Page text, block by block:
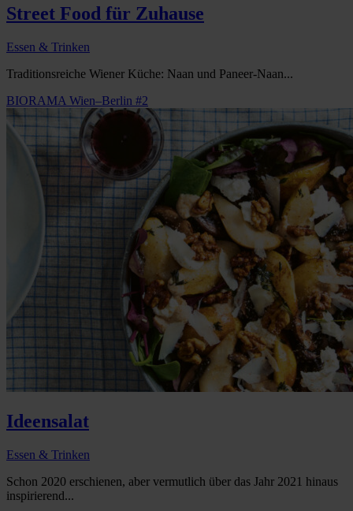
Street Food für Zuhause
Essen & Trinken
Traditionsreiche Wiener Küche: Naan und Paneer-Naan...
BIORAMA Wien–Berlin #2
Ideensalat
Essen & Trinken
Schon 2020 erschienen, aber vermutlich über das Jahr 2021 hinaus
inspirierend...